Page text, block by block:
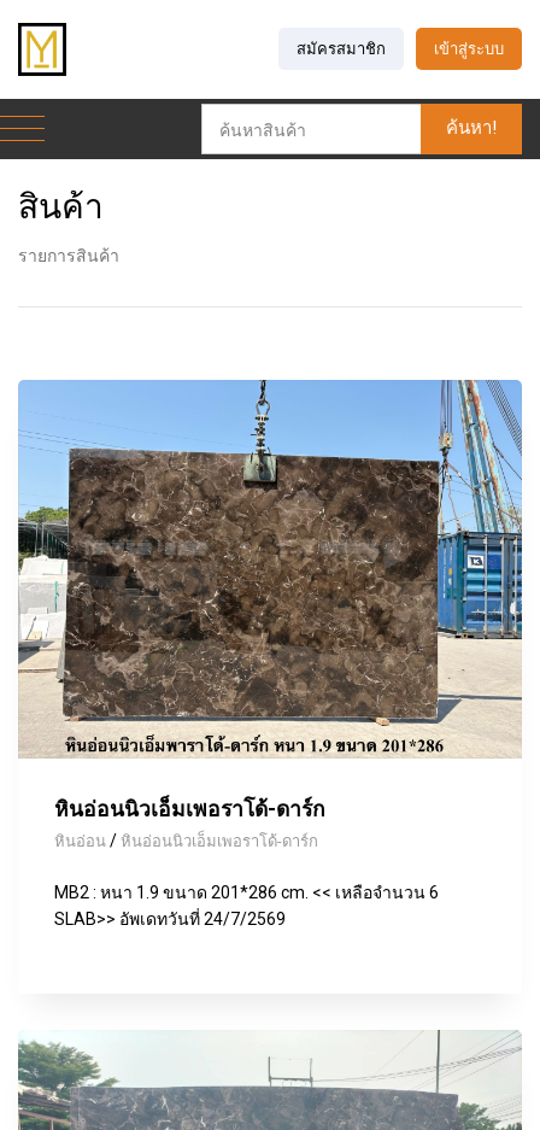
สมัครสมาชิก เข้าสู่ระบบ
ค้นหา!
สินค้า
รายการสินค้า
หินอ่อนนิวเอ็มเพอราโด้-ดาร์ก
หินอ่อน / หินอ่อนนิวเอ็มเพอราโด้-ดาร์ก
MB2 : หนา 1.9 ขนาด 201*286 cm. << เหลือจำนวน 6
SLAB>> อัพเดทวันที่ 24/7/2569